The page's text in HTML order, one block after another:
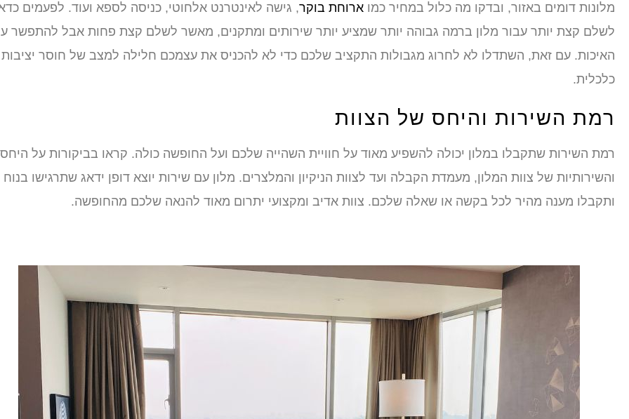
מלונות דומים באזור, ובדקו מה כלול במחיר כמו ארוחת בוקר, גישה לאינטרנט אלחוטי, כניסה לספא ועוד. לפעמים
לשלם קצת יותר עבור מלון ברמה גבוהה יותר שמציע יותר שירותים ומתקנים, מאשר לשלם קצת פחות אבל להתפשר
האיכות. עם זאת, השתדלו לא לחרוג מגבולות התקציב שלכם כדי לא להכניס את עצמכם חלילה למצב של חוסר יציבות
כלכלית.
רמת השירות והיחס של הצוות
רמת השירות שתקבלו במלון יכולה להשפיע מאוד על חוויית השהייה שלכם ועל החופשה כולה. קראו בביקורות על היחס
והשירותיות של צוות המלון, מעמדת הקבלה ועד לצוות הניקיון והמלצרים. מלון עם שירות יוצא דופן ידאג שתרגישו בנוח
ותקבלו מענה מהיר לכל בקשה או שאלה שלכם. צוות אדיב ומקצועי יתרום מאוד להנאה שלכם מהחופשה.